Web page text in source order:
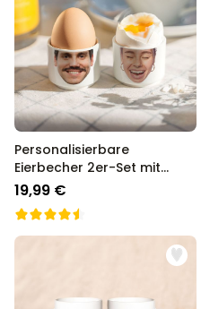
Personalisierbare
Eierbecher 2er-Set mit
Gesicht
19,99 €